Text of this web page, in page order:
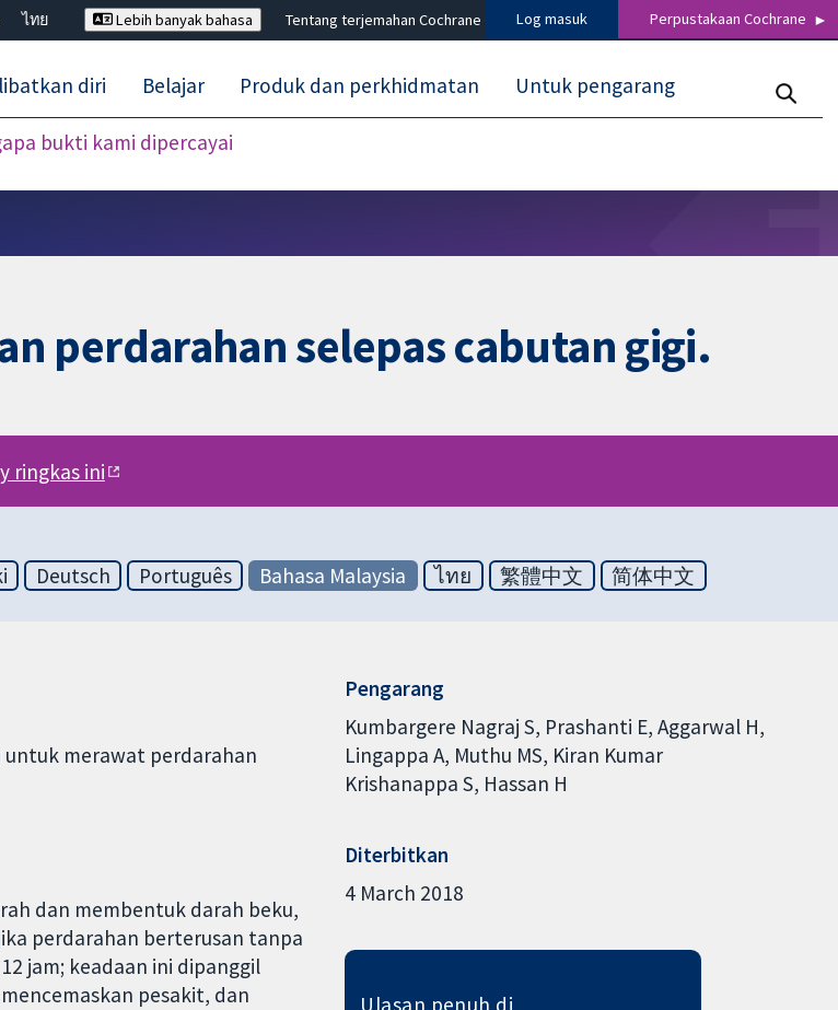
ไทย
Lebih banyak bahasa Tentang terjemahan Cochrane Log masuk Perpustakaan Cochrane
bukti kami dipercayai
diri Belajar Produk dan perkhidmatan Untuk pengarang
perdarahan selepas cabutan gigi.
ringkas ini
Deutsch Português Bahasa Malaysia ไทย 繁體中文 简体中文
untuk merawat perdarahan
dan membentuk darah beku,
perdarahan berterusan tanpa
jam; keadaan ini dipanggil
pesakit, dan
Pengarang
Kumbargere Nagraj S Prashanti E Aggarwal H
Lingappa A Muthu MS Kiran Kumar
Krishanappa S Hassan H
Diterbitkan
4 March 2018
Ulasan penuh di